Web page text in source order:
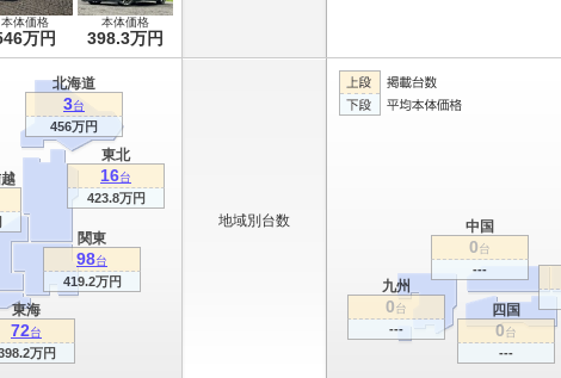
本体価格
万円
本体価格
398.3万円
関東
98台
419.2万円
東海
72台
万円
北海道
3台
456万円
東北
16台
423.8万円
地域別台数
九州
0台
---
中国
0台
---
四国
0台
---